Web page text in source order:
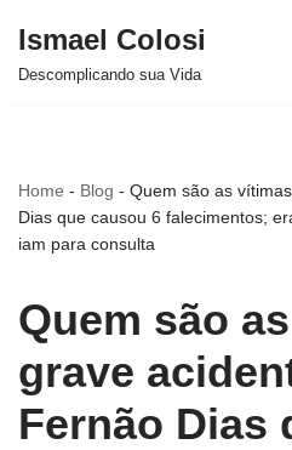
Avançar
Ismael Colosi
Descomplicando sua Vida
Home - Blog - Quem são as
Dias que causou 6 falecimentos;
iam para consulta
Quem são
grave
Fernão Dias